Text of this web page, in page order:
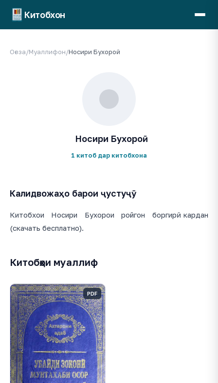
Китобхон
Оғоза/Муаллифон/Носири Бухороӣ
Носири Бухороӣ
1 китоб дар китобхона
Калидвожаҳо барои ҷустуҷӯ
Китобхои Носири Бухорои ройгон боргирӣ кардан
(скачать бесплатно).
Китобҳои муаллиф
PDF